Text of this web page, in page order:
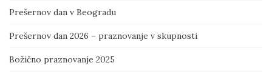
Prešernov dan v Beogradu
Prešernov dan 2026 – praznovanje v skupnosti
Božično praznovanje 2025